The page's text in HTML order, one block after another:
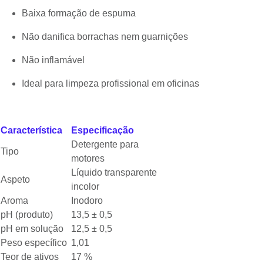
Baixa formação de espuma
Não danifica borrachas nem guarnições
Não inflamável
Ideal para limpeza profissional em oficinas
Característica Especificação
Tipo
Detergente para
motores
Aspeto
Líquido transparente
incolor
Aroma
Inodoro
pH (produto)
13,5 ± 0,5
pH em solução
12,5 ± 0,5
Peso específico 1,01
Teor de ativos
17 %